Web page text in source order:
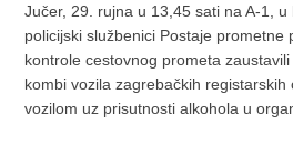
Jučer, 29. rujna u 13,45 sati na A-1,
policijski službenici Postaje prometne
kontrole cestovnog prometa
kombi vozila zagrebačkih
vozilom uz prisutnosti alkohola u